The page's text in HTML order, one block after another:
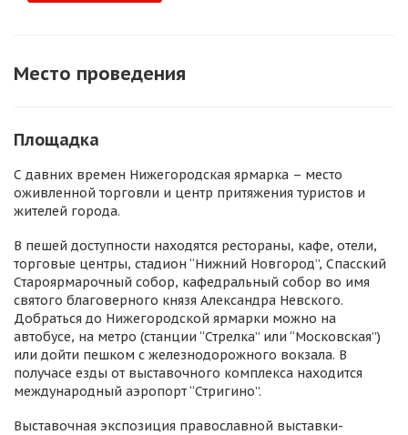
Место проведения
Площадка
С давних времен Нижегородская ярмарка – место
оживленной торговли и центр притяжения туристов и
жителей города.
В пешей доступности находятся рестораны, кафе, отели,
торговые центры, стадион “Нижний Новгород”, Спасский
Староярмарочный собор, кафедральный собор во имя
святого благоверного князя Александра Невского.
Добраться до Нижегородской ярмарки можно на
автобусе, на метро (станции “Стрелка” или “Московская”)
или дойти пешком с железнодорожного вокзала. В
получасе езды от выставочного комплекса находится
международный аэропорт “Стригино”.
Выставочная экспозиция православной выставки-